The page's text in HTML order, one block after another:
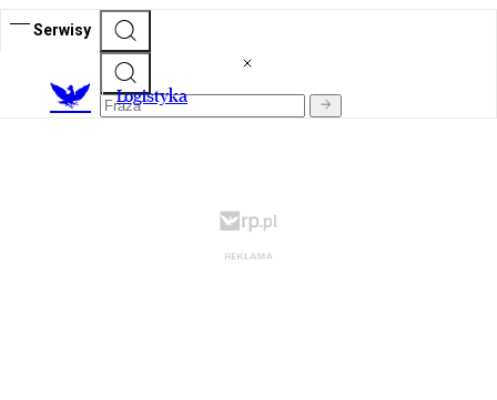
Serwisy
Logistyka